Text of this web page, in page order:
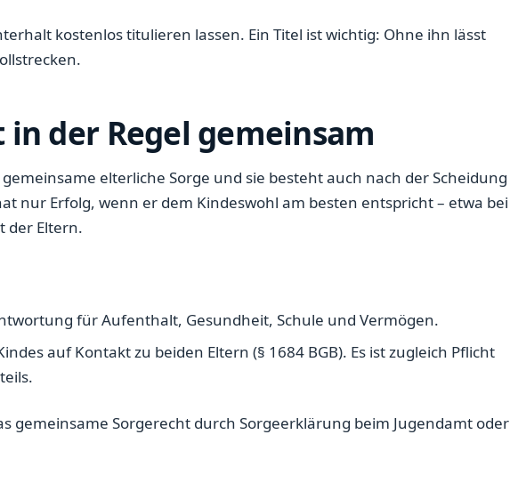
kostenlos titulieren lassen. Ein Titel ist wichtig: Ohne ihn lässt
der Regel gemeinsam
elterliche Sorge und sie besteht auch nach der Scheidung
nur Erfolg, wenn er dem Kindeswohl am besten entspricht – etwa bei
der Eltern.
für Aufenthalt, Gesundheit, Schule und Vermögen.
auf Kontakt zu beiden Eltern (§ 1684 BGB). Es ist zugleich Pflicht
gemeinsame Sorgerecht durch Sorgeerklärung beim Jugendamt oder